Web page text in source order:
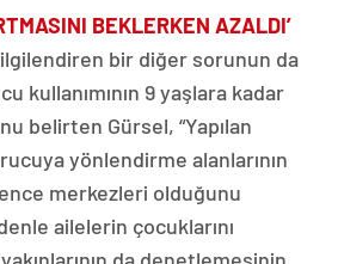
BEKLERKEN AZALDI’
ilgilendiren bir diğer sorunun da
kullanımının 9 yaşlara kadar
belirten Gürsel, “Yapılan
yönlendirme alanlarının
merkezleri olduğunu
ailelerin çocuklarını